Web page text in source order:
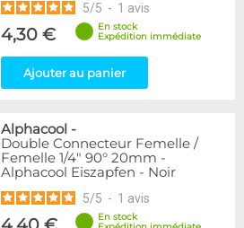
5/5 - 1 avis
4,30 €
En stock
Expédition immédiate
Ajouter au panier
Alphacool -
Double Connecteur Femelle /
Femelle 1/4" 90° 20mm -
Alphacool Eiszapfen - Noir
5/5 - 1 avis
En stock